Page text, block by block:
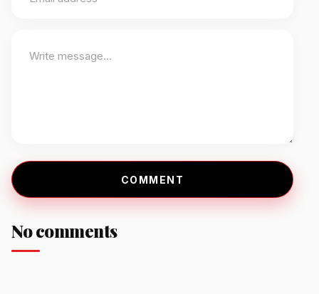
COMMENT
No comments